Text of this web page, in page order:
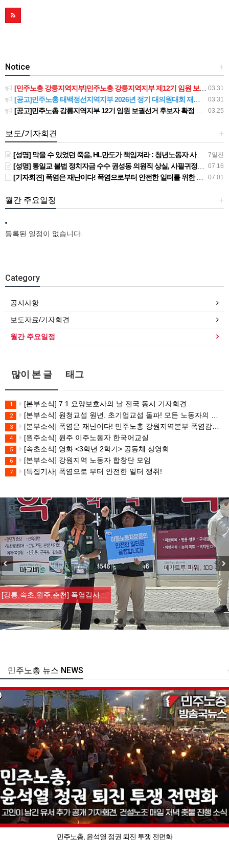
+
Notice
03.31
[민주노총 강릉지역지부]민주노총 강릉지역지부 제12기 임원 보궐선거결과 공고
03.31
[공고]민주노총 태백정선지역지부 2026년 정기 대의원대회 재소집 건
03.25
[공고]민주노총 강릉지역지부 12기 임원 보궐선거 후보자 확정 공고
+
보도/기자회견
7일전
[성명] 막을 수 있었던 죽음, HL만도가 책임져라 : 청년노동자 사망사고의 철저한 진상규명과 재발방지 대책 마련하라
07.16
[성명] 통일교 불법 정치자금 수수 권성동 의원직 상실, 사필귀정이다
07.01
[기자회견] 폭염은 재난이다! 폭염으로부터 안전한 일터를 위한 민주노총 강원지역본부 폭염감시단 선포 기자회견
+
월간 주요일정
등록된 일정이 없습니다.
Category
공지사항
보도자료/기자회견
월간 주요일정
많이 본 글 태그
1 [본부소식] 7.1 요양보호사의 날 전국 동시 기자회견
2 [본부소식] 원청교섭 원년. 초기업교섭 돌파! 모든 노동자의 노동기본권 쟁취! 민주노총 7.15 총파업대회
3 [본부소식] 폭염은 재난이다! 민주노총 강원지역본부 폭염감시단 선포 기자회견
4 [원주소식] 원주 이주노동자 한국어교실
5 [속초소식] 영화 <3학년 2학기> 공동체 상영회
6 [본부소식] 강원지역 노동자 합창단 모임
7 [특집기사] 폭염으로 부터 안전한 일터 쟁취!
[강릉,속초,원주,춘천] 폭염감시…
주노총 뉴스 NEWS
민주노총, 윤석열 정권 퇴진 투쟁 전면화